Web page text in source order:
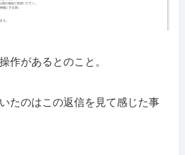
作があるとのこと。
たのはこの返信を見て感じた事